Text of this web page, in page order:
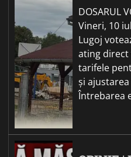
DOSARUL
Vineri, 10
Lugoj
ating
tarifele
și
Întrebarea